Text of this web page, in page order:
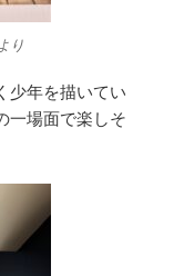
り
少年を描いてい
一場面で楽しそ